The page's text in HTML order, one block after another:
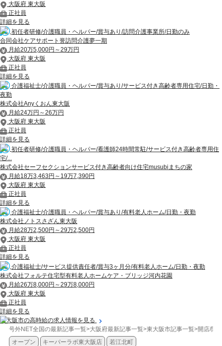
大阪府 東大阪
正社員
詳細を見る
初任者研修/介護職員・ヘルパー/賞与あり/訪問介護事業所/日勤のみ
合同会社ケアサポート誉訪問介護夢一期
月給20万5,000円～29万円
大阪府 東大阪
正社員
詳細を見る
介護福祉士/介護職員・ヘルパー/賞与あり/サービス付き高齢者専用住宅/日勤・
夜勤
株式会社Anyくおん東大阪
月給24万円～26万円
大阪府 東大阪
正社員
詳細を見る
初任者研修/介護職員・ヘルパー/看護師24時間常駐/サービス付き高齢者専用住
宅/...
株式会社セーフセクションサービス付き高齢者向け住宅musubiまちの家
月給18万3,463円～19万7,390円
大阪府 東大阪
正社員
詳細を見る
介護福祉士/介護職員・ヘルパー/賞与あり/有料老人ホーム/日勤・夜勤
株式会社ノトスさざん東大阪
月給28万2,500円～29万2,500円
大阪府 東大阪
正社員
詳細を見る
介護福祉士/サービス提供責任者/賞与3ヶ月分/有料老人ホーム/日勤・夜勤
株式会社フォルテ住宅型有料老人ホームケア・ブリッジ河内花園
月給26万8,000円～29万8,000円
大阪府 東大阪
正社員
詳細を見る
東大阪市の高時給の求人情報を見る
号外NET全国の最新記事一覧>大阪府最新記事一覧>東大阪市記事一覧>開店/閉
オープン
キーパーラボ東大阪店 若江北町